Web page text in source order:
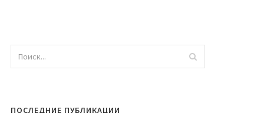
ПОСЛЕДНИЕ ПУБЛИКАЦИИ